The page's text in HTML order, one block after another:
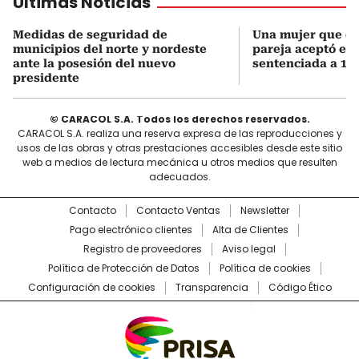
Medidas de seguridad de
municipios del norte y nordeste
ante la posesión del nuevo
presidente
Una mujer que
pareja aceptó el
sentenciada a 18
© CARACOL S.A. Todos los derechos reservados.
CARACOL S.A. realiza una reserva expresa de las reproducciones y
usos de las obras y otras prestaciones accesibles desde este sitio
web a medios de lectura mecánica u otros medios que resulten
adecuados.
Contacto Contacto Ventas
Newsletter
Pago electrónico clientes
Alta de Clientes
Registro de proveedores
Aviso legal
Política de Protección de Datos
Política de cookies
Configuración de cookies
Transparencia Código Ético